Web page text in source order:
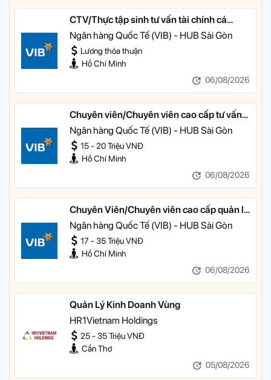
CTV/Thực tập sinh tư vấn tài chính cá
nhân
Ngân hàng Quốc Tế (VIB) - HUB Sài Gòn
Lương thỏa thuận
Hồ Chí Minh
06/08/2026
Chuyên viên/Chuyên viên cao cấp tư vấn
tài chính cá nhân
Ngân hàng Quốc Tế (VIB) - HUB Sài Gòn
15 - 20 Triệu VNĐ
Hồ Chí Minh
06/08/2026
Chuyên Viên/Chuyên viên cao cấp quản lý
khách hàng ưu tiên
Ngân hàng Quốc Tế (VIB) - HUB Sài Gòn
17 - 35 Triệu VNĐ
Hồ Chí Minh
06/08/2026
Quản Lý Kinh Doanh Vùng
HR1Vietnam Holdings
25 - 35 Triệu VNĐ
Cần Thơ
05/08/2026